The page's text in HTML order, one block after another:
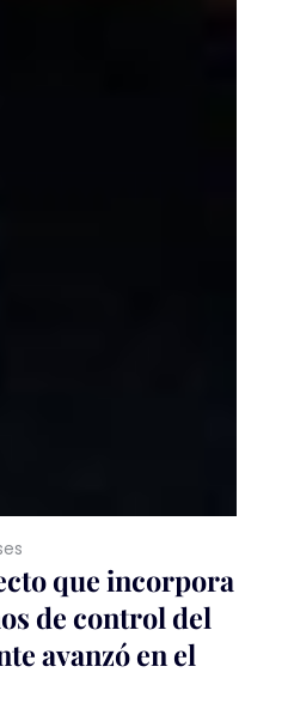
que incorpora
de control del
avanzó en el